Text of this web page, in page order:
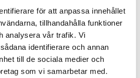
för att anpassa innehållet
tillhandahålla funktioner
analysera vår trafik. Vi
identifierare och annan
till de sociala medier och
som vi samarbetar med.